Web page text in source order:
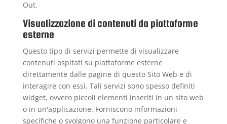
Out.
Visualizzazione di contenuti da piattaforme
esterne
Questo tipo di servizi permette di visualizzare
contenuti ospitati su piattaforme esterne
direttamente dalle pagine di questo Sito Web e di
interagire con essi. Tali servizi sono spesso definiti
widget, ovvero piccoli elementi inseriti in un sito web
o in un'applicazione. Forniscono informazioni
specifiche o svolgono una funzione particolare e